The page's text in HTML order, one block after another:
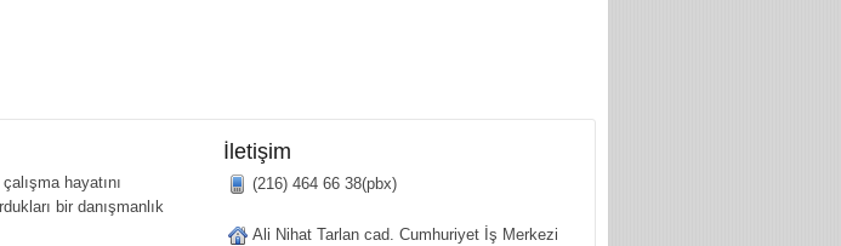
hayatını
bir danışmanlık
İletişim
(216) 464 66 38(pbx)
Ali Nihat Tarlan cad. Cumhuriyet İş Merkezi